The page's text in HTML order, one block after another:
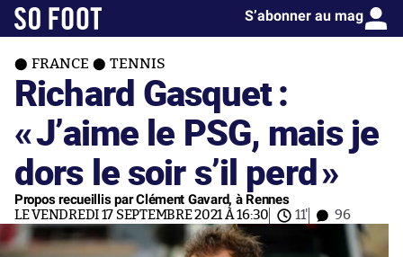
S’abonner au mag
FRANCE TENNIS
Richard Gasquet :
«J’aime le PSG, mais je
dors le soir s’il perd»
Propos recueillis par Clément Gavard, à Rennes
LE VENDREDI 17 SEPTEMBRE 2021 À 16:30 11' 96